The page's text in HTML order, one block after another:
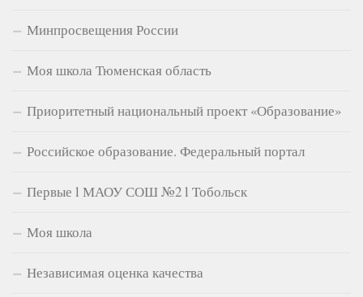
Минпросвещения России
Моя школа Тюменская область
Приоритетный национальный проект «Образование»
Российское образование. Федеральный портал
Первые l МАОУ СОШ №2 l Тобольск
Моя школа
Независимая оценка качества